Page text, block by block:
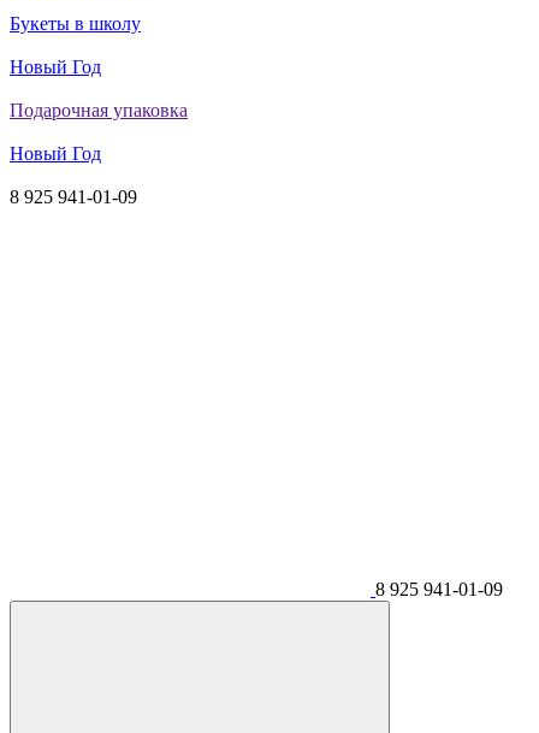
Букеты в школу
Новый Год
Подарочная упаковка
Новый Год
8 925 941-01-09
8 925 941-01-09